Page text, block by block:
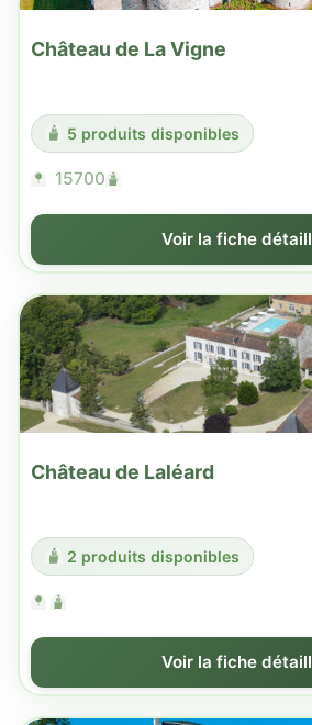
Château de La Vigne
5 produits disponibles
15700
Voir la fiche
Château de Laléard
2 produits disponibles
Voir la fiche